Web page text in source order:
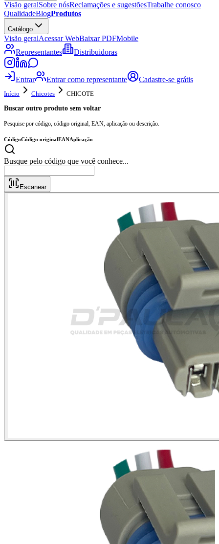
Visão geralSobre nósReclamações e sugestõesTrabalhe conosco
QualidadeBlogProdutos
Catálogo
Visão geralAcessar WebBaixar PDFMobile
Representantes
Distribuidoras
Entrar Entrar como representante Cadastre-se grátis
Início Chicotes
CHICOTE
Buscar outro produto sem voltar
Pesquise por código, código original, EAN, aplicação ou descrição.
CódigoCódigo originalEANAplicação
Busque pelo código que você conhece..
Escanear